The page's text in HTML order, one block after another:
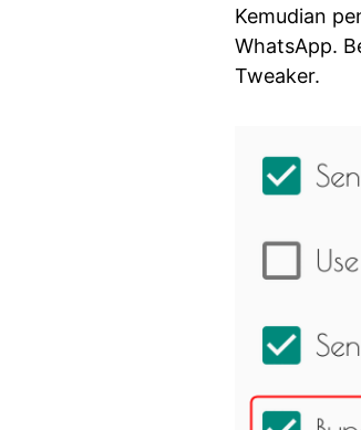
Kemudian
WhatsApp.
Tweaker.